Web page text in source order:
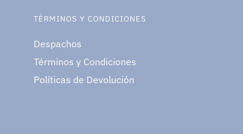
TÉRMINOS Y CONDICIONES
Despachos
Términos y Condiciones
Políticas de Devolución